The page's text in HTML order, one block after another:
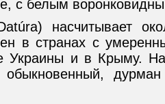
с белым
насчитывает
в странах с
Украины и в Крыму.